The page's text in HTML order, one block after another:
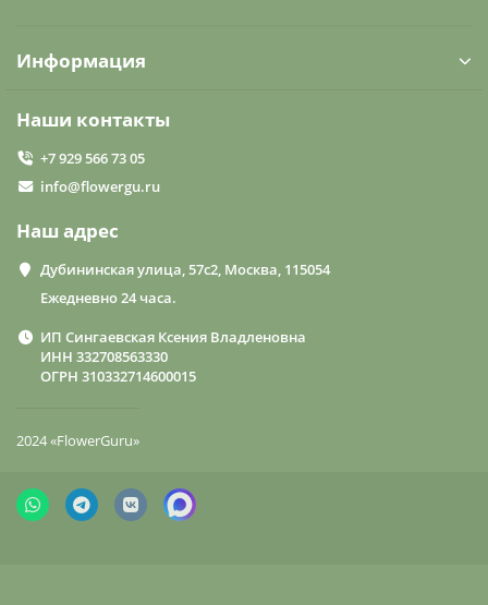
Информация
Наши контакты
+7 929 566 73 05
info@flowergu.ru
Наш адрес
Дубининская улица, 57с2, Москва, 115054
Ежедневно 24 часа.
ИП Сингаевская Ксения Владленовна
ИНН 332708563330
ОГРН 310332714600015
2024 «FlowerGuru»